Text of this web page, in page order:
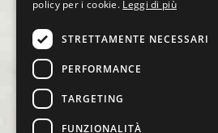
a
policy per i cookie. Leggi di più
STRETTAMENTE NECESSARI
PERFORMANCE
TARGETING
FUNZIONALITÀ